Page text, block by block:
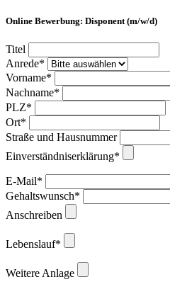
Online Bewerbung: Disponent (m/w/d)
Titel
Anrede*
Vorname*
Nachname*
PLZ*
Ort*
Straße und Hausnummer
Einverständniserklärung*
E-Mail*
Gehaltswunsch*
Anschreiben
Lebenslauf*
Weitere Anlage